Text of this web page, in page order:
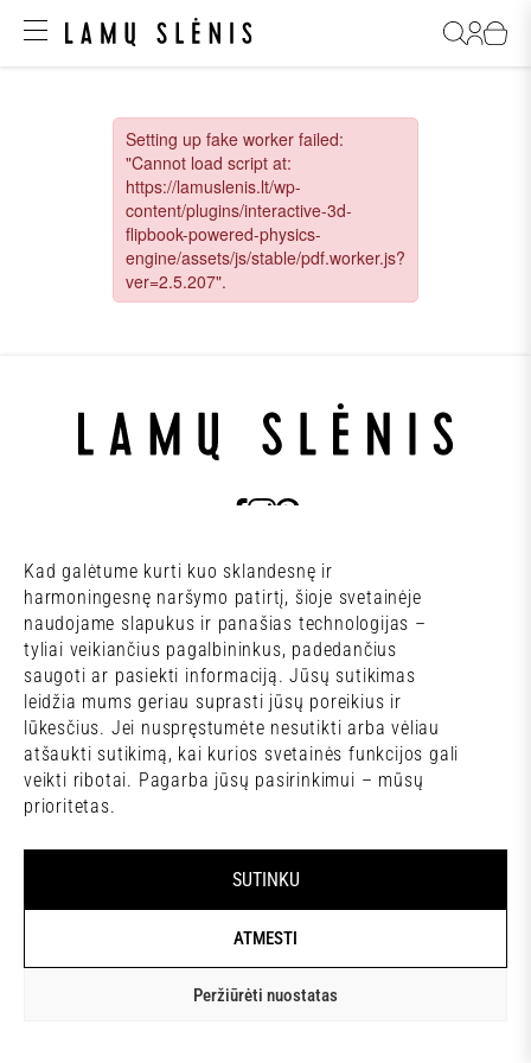
Kad galėtume kurti kuo sklandesnę ir
harmoningesnę naršymo patirtį, šioje svetainėje
naudojame slapukus ir panašias technologijas –
tyliai veikiančius pagalbininkus, padedančius
saugoti ar pasiekti informaciją. Jūsų sutikimas
leidžia mums geriau suprasti jūsų poreikius ir
lūkesčius. Jei nuspręstumėte nesutikti arba vėliau
atšaukti sutikimą, kai kurios svetainės funkcijos gali
veikti ribotai. Pagarba jūsų pasirinkimui – mūsų
prioritetas.
SUTINKU
ATMESTI
Peržiūrėti nuostatas
Lamų slėnis © 2026
Sąlygos ir taisyklės